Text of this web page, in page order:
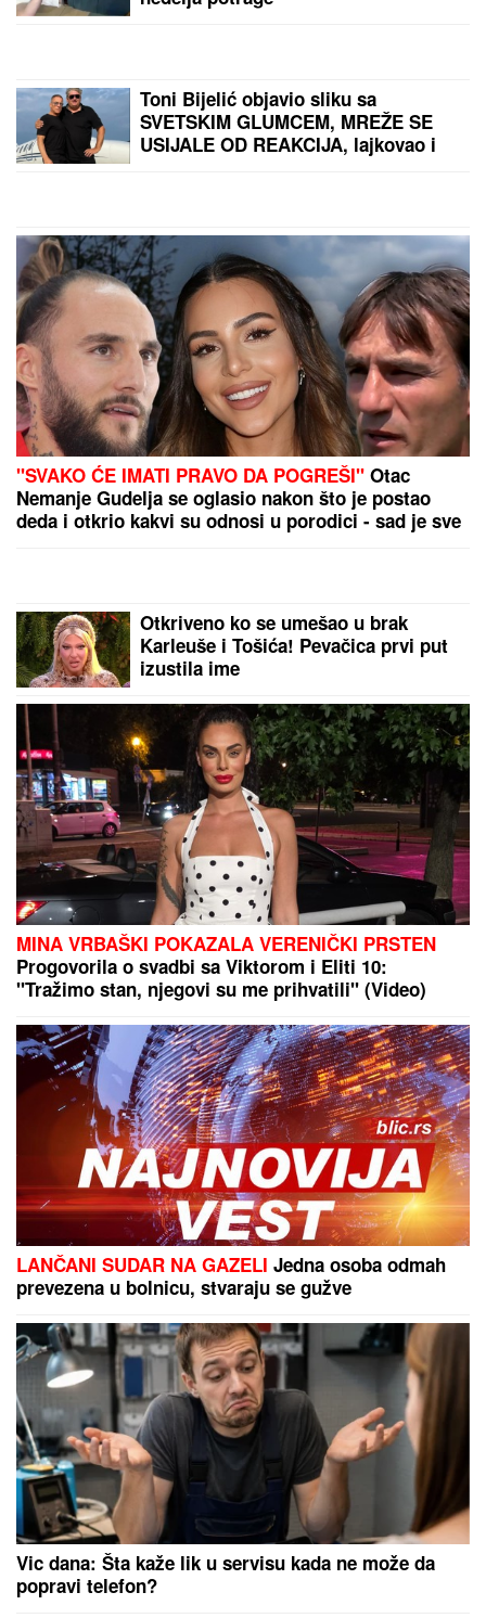
JOŠ JEDNA DETONACIJA U
"SRAMOTA ME JE"Asmin Durdžić
da prestane"
"HITNO PODNOSIMO PRIJAVU ZA KRIVIČNO DELO"
Grk pucao na kuću srpskog
biznismena: Uhapšen posle nekoliko
nedelja potrage
Toni Bijelić objavio sliku sa
SVETSKIM GLUMCEM, MREŽE SE
USIJALE OD REAKCIJA, lajkovao i
NOLE: "PRIJATELJI ZA CEO ŽIVOT"
(FOTO)
"SVAKO ĆE IMATI PRAVO DA POGREŠI"Otac
Nemanje Gudelja se oglasio nakon što je postao
deda i otkrio kakvi su odnosi u porodici - sad je sve
jasno
Otkriveno ko se umešao u brak
Karleuše i Tošića! Pevačica prvi put
izustila ime